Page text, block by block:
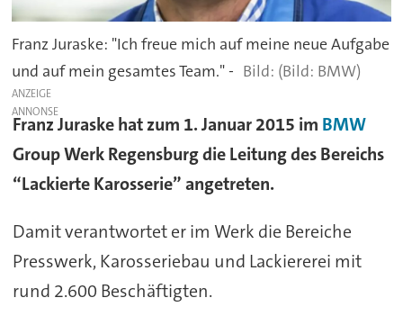
Franz Juraske: "Ich freue mich auf meine neue Aufgabe
und auf mein gesamtes Team." -
(Bild: BMW)
ANZEIGE
Franz Juraske hat zum 1. Januar 2015 im BMW
Group Werk Regensburg die Leitung des Bereichs
“Lackierte Karosserie” angetreten.
Damit verantwortet er im Werk die Bereiche
Presswerk, Karosseriebau und Lackiererei mit
rund 2.600 Beschäftigten.